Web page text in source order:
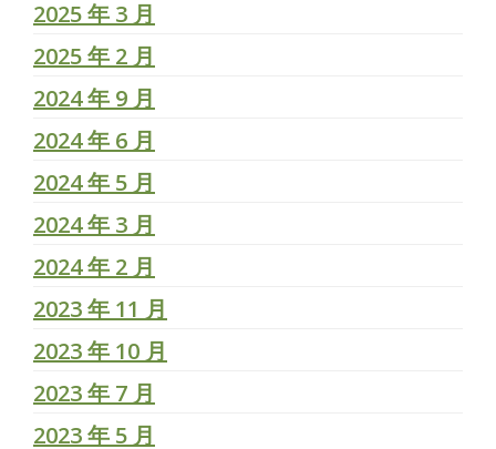
2025 年 3 月
2025 年 2 月
2024 年 9 月
2024 年 6 月
2024 年 5 月
2024 年 3 月
2024 年 2 月
2023 年 11 月
2023 年 10 月
2023 年 7 月
2023 年 5 月